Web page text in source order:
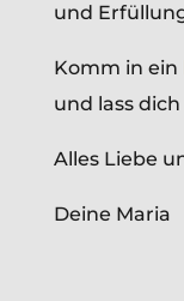
und
Komm in ein
und lass
Alles Liebe
Deine Maria